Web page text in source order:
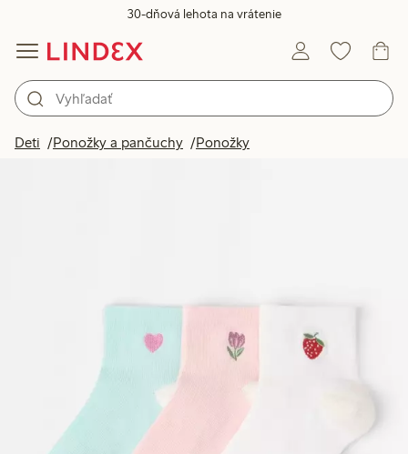
30-dňová lehota na vrátenie
Deti Ponožky a pančuchy Ponožky